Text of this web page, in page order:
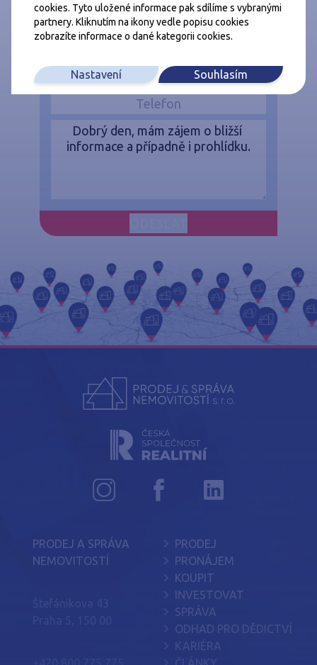
cookies. Tyto uložené informace pak sdílíme s vybranými
partnery. Kliknutím na ikony vedle popisu cookies
zobrazíte informace o dané kategorii cookies.
Nastavení Souhlasím
informace
Zadané údaje zpracováváme podle těchtozásad
PRODEJ A SPRÁVA
NEMOVITOSTÍ
PRODEJ
PRONÁJEM
KOUPIT
INVESTOVAT
SPRÁVA
ODHAD PRO DĚDICTVÍ
KARIÉRA